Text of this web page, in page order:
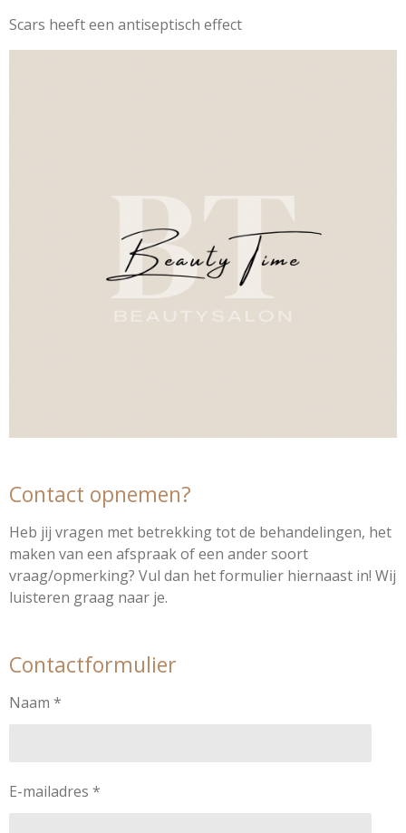
Scars heeft een antiseptisch effect
Contact opnemen?
Heb jij vragen met betrekking tot de behandelingen, het
maken van een afspraak of een ander soort
vraag/opmerking? Vul dan het formulier hiernaast in! Wij
luisteren graag naar je.
Contactformulier
Naam *
E-mailadres *